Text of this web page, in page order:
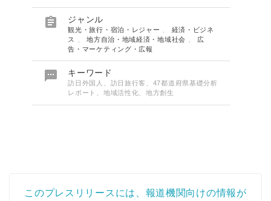
 ジャンル
観光・旅行・宿泊・レジャー
経済・ビジネ
ス
、地方自治・地域経済・地域社会
広
告・マーケティング・広報
 キーワード
訪日外国人、訪日旅行客、47都道府県基礎分析
レポート、地域活性化、地方創生
このプレスリリースには、報道機関向けの情報が